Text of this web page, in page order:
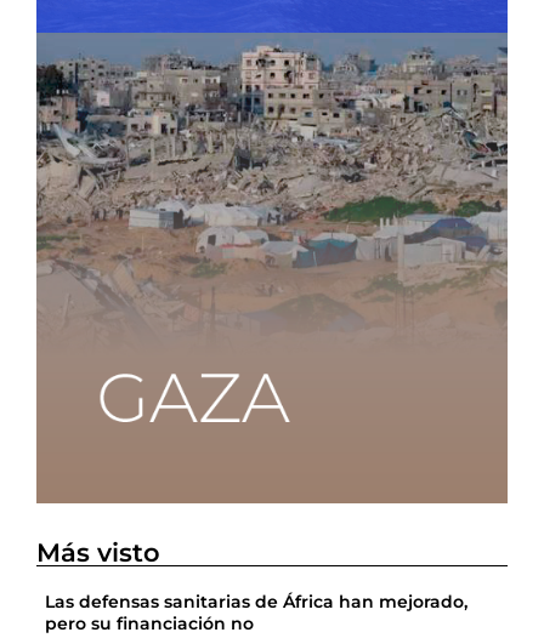
Más visto
Las defensas sanitarias de África han mejorado,
pero su financiación no